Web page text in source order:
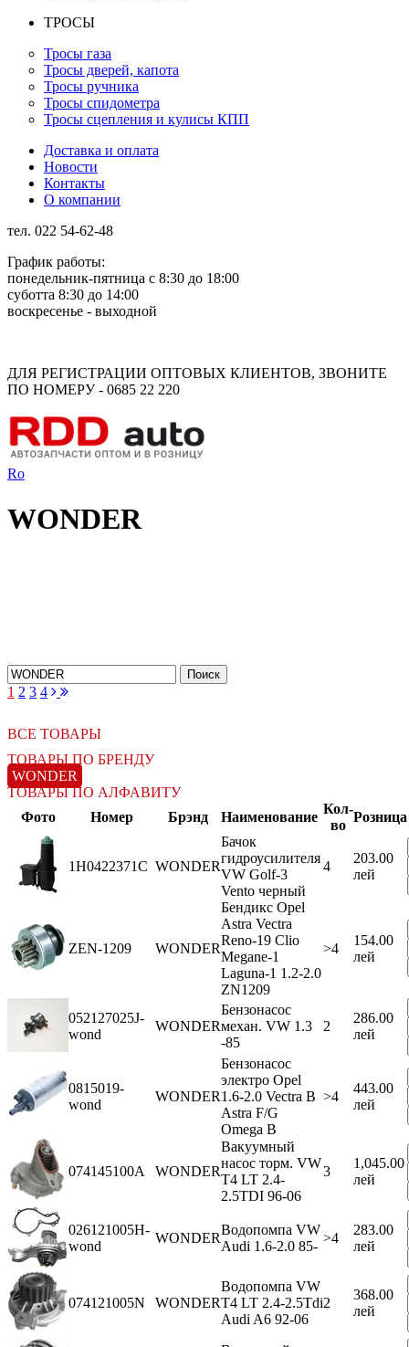
ТРОСЫ
Тросы газа
Тросы дверей, капота
Тросы ручника
Тросы спидометра
Тросы сцепления и кулисы КПП
Доставка и оплата
Новости
Контакты
О компании
тел. 022 54-62-48
График работы:
понедельник-пятница с 8:30 до 18:00
суботта 8:30 до 14:00
воскресенье - выходной
ДЛЯ РЕГИСТРАЦИИ ОПТОВЫХ КЛИЕНТОВ, ЗВОНИТЕ
ПО НОМЕРУ - 0685 22 220
Ro
WONDER
1 2 3 4
ВСЕ ТОВАРЫ
ТОВАРЫ ПО БРЕНДУ
WONDER
ТОВАРЫ ПО АЛФАВИТУ
Фото
Номер Брэнд Наименование
Кол-
во
Розница
1H0422371C WONDER
Бачок
гидроусилителя
VW Golf-3
Vento черный
4
203.00
лей
ZEN-1209 WONDER
Бендикс Opel
Astra Vectra
Reno-19 Clio
Megane-1
Laguna-1 1.2-2.0
ZN1209
>4
154.00
лей
052127025J-
wond
WONDER
Бензонасос
механ. VW 1.3
-85
2
286.00
лей
0815019-
wond
WONDER
Бензонасос
электро Opel
1.6-2.0 Vectra B
Astra F/G
Omega В
>4
443.00
лей
074145100A WONDER
Вакуумный
насос торм. VW
T4 LT 2.4-
2.5TDI 96-06
3
1,045.00
лей
026121005H-
wond
WONDER
Водопомпа VW
Audi 1.6-2.0 85-
>4
283.00
лей
074121005N WONDER
Водопомпа VW
Т4 LT 2.4-2.5Tdi
Audi A6 92-06
2
368.00
лей